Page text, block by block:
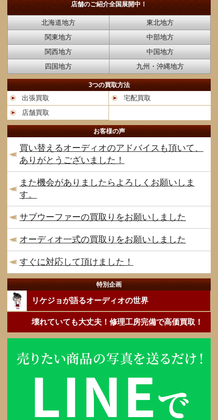
店舗のご紹介全国展開中！
北海道地方
東北地方
関東地方
中部地方
関西地方
中国地方
四国地方
九州・沖縄地方
3つの買取方法
出張買取
宅配買取
店舗買取
お客様の声
買い替えるオーディオのアドバイスも頂いて、
ありがとうございました！
また機会がありましたらよろしくお願いしま
す。
サブウーファーの買取りをお願いしました
オーディオ一式の買取りをお願いしました
すぐに対応して頂けました！
特別企画
リケジョが語るオーディオの世界
壊れていても大丈夫！修理工房完備で高価買取！